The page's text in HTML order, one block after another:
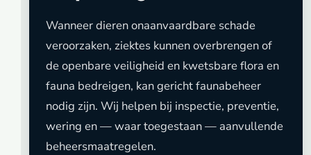
Wanneer dieren onaanvaardbare schade
veroorzaken, ziektes kunnen overbrengen of
de openbare veiligheid en kwetsbare flora en
fauna bedreigen, kan gericht faunabeheer
nodig zijn. Wij helpen bij inspectie, preventie,
wering en — waar toegestaan — aanvullende
beheersmaatregelen.